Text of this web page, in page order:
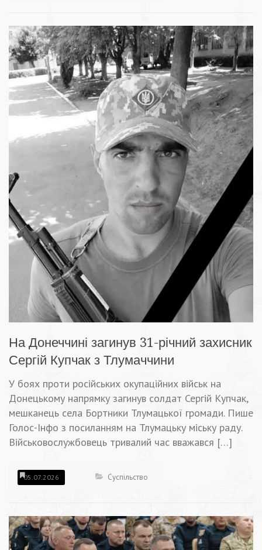
На Донеччині загинув 31-річний захисник
Сергій Купчак з Тлумаччини
У боях проти російських окупаційних військ на
Донецькому напрямку загинув солдат Сергій Купчак,
мешканець села Бортники Тлумацької громади. Пише
Голос-Інфо з посиланням на Тлумацьку міську раду.
Військовослужбовець тривалий час вважався […]
05.07.2026 Суспільство